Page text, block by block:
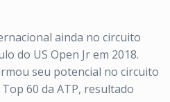
ainda no circuito
do US Open Jr em 2018.
seu potencial no circuito
60 da ATP, resultado